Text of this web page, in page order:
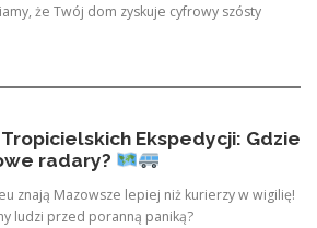
że Twój dom zyskuje cyfrowy szósty
Tropicielskich Ekspedycji: Gdzie
radary?
znają Mazowsze lepiej niż kurierzy w wigilię!
ludzi przed poranną paniką?